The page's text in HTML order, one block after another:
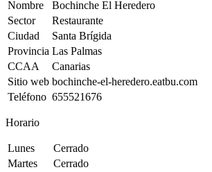
Nombre
Bochinche El Heredero
Sector
Restaurante
Ciudad
Santa Brígida
Provincia Las Palmas
CCAA
Canarias
Sitio web bochinche-el-heredero.eatbu.com
Teléfono 655521676
Horario
Lunes
Cerrado
Martes
Cerrado